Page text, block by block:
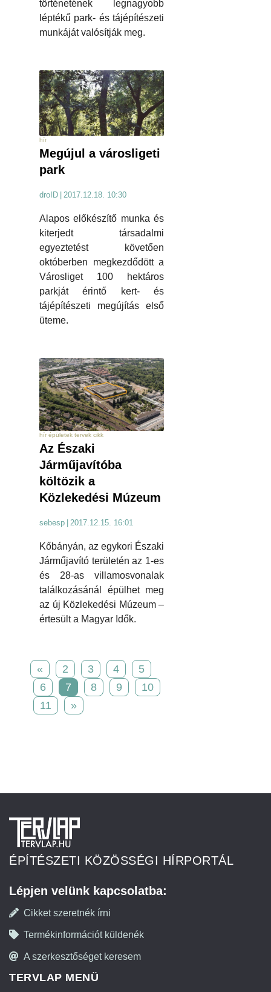
történetének legnagyobb
léptékű park- és tájépítészeti
munkáját valósítják meg.
hír
Megújul a városligeti
park
droID 2017.12.18. 10:30
Alapos előkészítő munka és
kiterjedt társadalmi
egyeztetést követően
októberben megkezdődött a
Városliget 100 hektáros
parkját érintő kert- és
tájépítészeti megújítás első
üteme.
hír épületek tervek cikk
Az Északi
Járműjavítóba
költözik a
Közlekedési Múzeum
sebesp 2017.12.15. 16:01
Kőbányán, az egykori Északi
Járműjavító területén az 1-es
és 28-as villamosvonalak
találkozásánál épülhet meg
az új Közlekedési Múzeum –
értesült a Magyar Idők.
« 2 3 4
5
6
7 8 9
10
11
»
ÉPÍTÉSZETI KÖZÖSSÉGI HÍRPORTÁL
Lépjen velünk kapcsolatba:
Cikket szeretnék írni
Termékinformációt küldenék
A szerkesztőséget keresem
TERVLAP MENÜ